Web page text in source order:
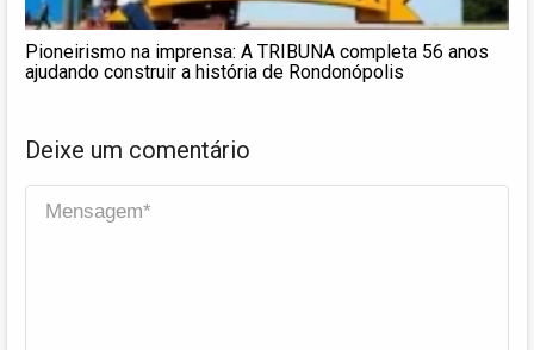
Pioneirismo na imprensa: A TRIBUNA completa 56 anos
ajudando construir a história de Rondonópolis
Deixe um comentário